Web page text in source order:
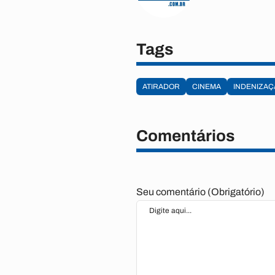
Tags
ATIRADOR CINEMA
Comentários
Seu comentário (Obrigatório)